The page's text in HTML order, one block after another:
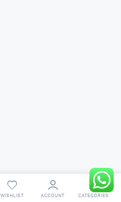
WISHLIST ACCOUNT CATEGORIES